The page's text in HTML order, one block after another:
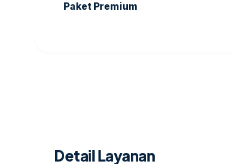
Paket Premium
Detail Layanan